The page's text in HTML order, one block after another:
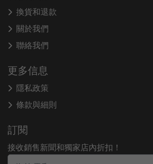
換貨和退款
關於我們
聯絡我們
更多信息
隱私政策
條款與細則
訂閱
接收銷售新聞和獨家店內折扣！